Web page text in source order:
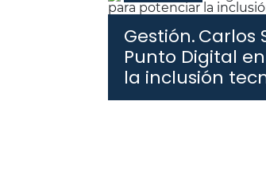
Gestión.Carlos
Punto Digital
la inclusión